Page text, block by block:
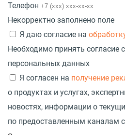
Телефон
Некорректно заполнено поле
Я даю согласие на
Необходимо принять согласие
персональных данных
Я согласен на получение
о продуктах и услугах,
новостях, информации о
по предоставленным каналам